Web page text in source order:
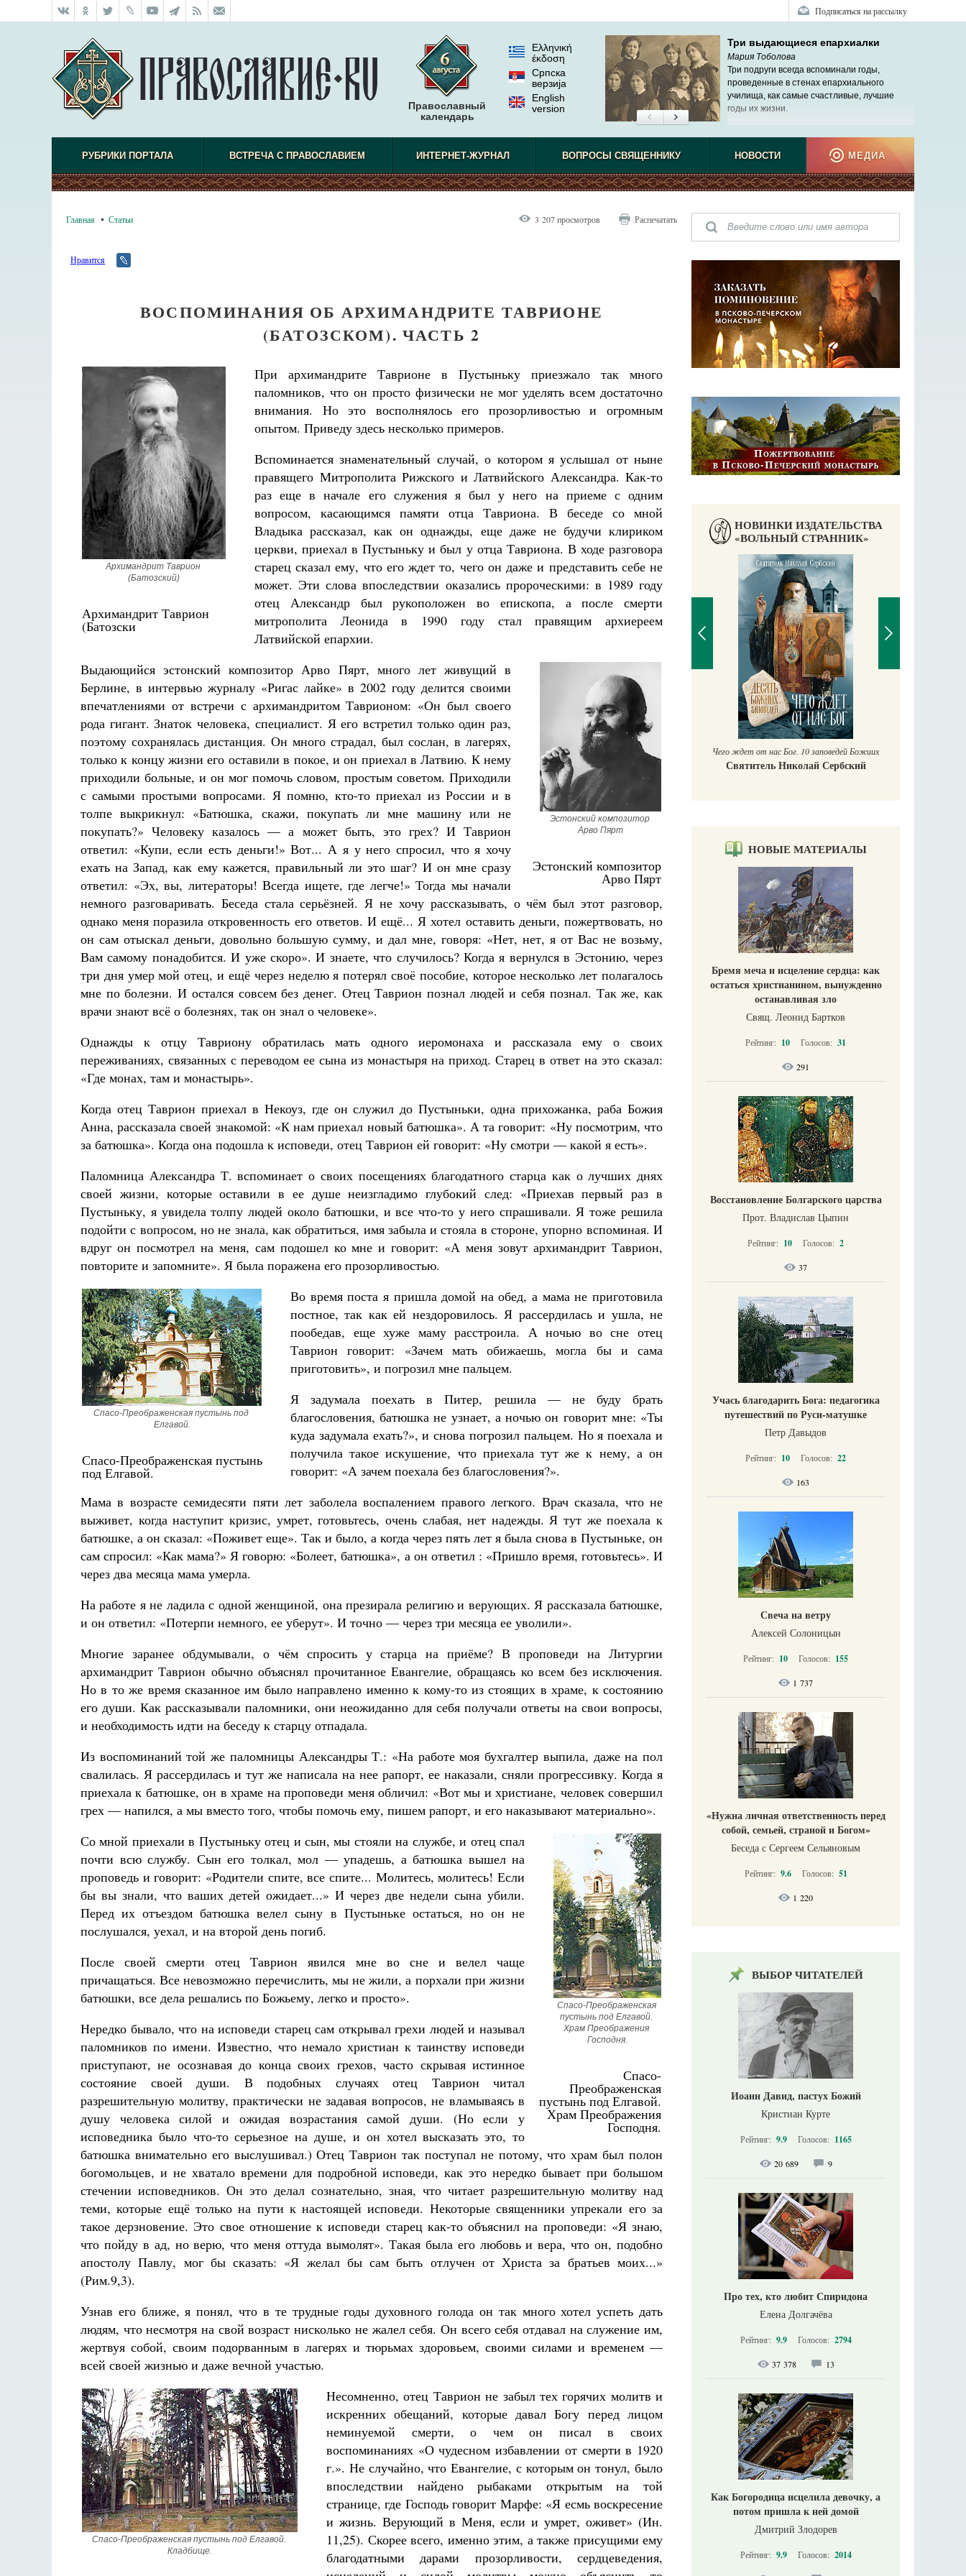
Подписаться на рассылку
Православный
календарь
Ελληνική
έκδοση
Српска
верзиjа
English
version
Три выдающиеся епархиалки
Мария Тоболова
Три подруги всегда вспоминали годы,
проведенные в стенах епархиального
училища, как самые счастливые, лучшие
годы их жизни.
РУБРИКИ ПОРТАЛА ВСТРЕЧА С ПРАВОСЛАВИЕМ ИНТЕРНЕТ-ЖУРНАЛ ВОПРОСЫ СВЯЩЕННИКУ НОВОСТИ МЕДИА
Главная Статьи 3 207 просмотров Распечатать
Нравится
ВОСПОМИНАНИЯ ОБ АРХИМАНДРИТЕ ТАВРИОНЕ
(БАТОЗСКОМ). ЧАСТЬ 2
Архимандрит Таврион
(Батозский)
Архимандрит Таврион
(Батозски
При архимандрите Таврионе в Пустыньку приезжало так много
паломников, что он просто физически не мог уделять всем достаточно
внимания. Но это восполнялось его прозорливостью и огромным
опытом. Приведу здесь несколько примеров.
Вспоминается знаменательный случай, о котором я услышал от ныне
правящего Митрополита Рижского и Латвийского Александра. Как-то
раз еще в начале его служения я был у него на приеме с одним
вопросом, касающимся памяти отца Тавриона. В беседе со мной
Владыка рассказал, как он однажды, еще даже не будучи клириком
церкви, приехал в Пустыньку и был у отца Тавриона. В ходе разговора
старец сказал ему, что его ждет то, чего он даже и представить себе не
может. Эти слова впоследствии оказались пророческими: в 1989 году
отец Александр был рукоположен во епископа, а после смерти
митрополита Леонида в 1990 году стал правящим архиереем
Латвийской епархии.
Эстонский композитор
Арво Пярт
Эстонский композитор
Арво Пярт
Выдающийся эстонский композитор Арво Пярт, много лет живущий в
Берлине, в интервью журналу «Ригас лайке» в 2002 году делится своими
впечатлениями от встречи с архимандритом Таврионом: «Он был своего
рода гигант. Знаток человека, специалист. Я его встретил только один раз,
поэтому сохранялась дистанция. Он много страдал, был сослан, в лагерях,
только к концу жизни его оставили в покое, и он приехал в Латвию. К нему
приходили больные, и он мог помочь словом, простым советом. Приходили
с самыми простыми вопросами. Я помню, кто-то приехал из России и в
толпе выкрикнул: «Батюшка, скажи, покупать ли мне машину или не
покупать?» Человеку казалось — а может быть, это грех? И Таврион
ответил: «Купи, если есть деньги!» Вот... А я у него спросил, что я хочу
ехать на Запад, как ему кажется, правильный ли это шаг? И он мне сразу
ответил: «Эх, вы, литераторы! Всегда ищете, где легче!» Тогда мы начали
немного разговаривать. Беседа стала серьёзней. Я не хочу рассказывать, о чём был этот разговор,
однако меня поразила откровенность его ответов. И ещё... Я хотел оставить деньги, пожертвовать, но
он сам отыскал деньги, довольно большую сумму, и дал мне, говоря: «Нет, нет, я от Вас не возьму,
Вам самому понадобится. И уже скоро». И знаете, что случилось? Когда я вернулся в Эстонию, через
три дня умер мой отец, и ещё через неделю я потерял своё пособие, которое несколько лет полагалось
мне по болезни. И остался совсем без денег. Отец Таврион познал людей и себя познал. Так же, как
врачи знают всё о болезнях, так он знал о человеке».
Однажды к отцу Тавриону обратилась мать одного иеромонаха и рассказала ему о своих
переживаниях, связанных с переводом ее сына из монастыря на приход. Старец в ответ на это сказал:
«Где монах, там и монастырь».
Когда отец Таврион приехал в Некоуз, где он служил до Пустыньки, одна прихожанка, раба Божия
Анна, рассказала своей знакомой: «К нам приехал новый батюшка». А та говорит: «Ну посмотрим, что
за батюшка». Когда она подошла к исповеди, отец Таврион ей говорит: «Ну смотри — какой я есть».
Паломница Александра Т. вспоминает о своих посещениях благодатного старца как о лучших днях
своей жизни, которые оставили в ее душе неизгладимо глубокий след: «Приехав первый раз в
Пустыньку, я увидела толпу людей около батюшки, и все что-то у него спрашивали. Я тоже решила
подойти с вопросом, но не знала, как обратиться, имя забыла и стояла в стороне, упорно вспоминая. И
вдруг он посмотрел на меня, сам подошел ко мне и говорит: «А меня зовут архимандрит Таврион,
повторите и запомните». Я была поражена его прозорливостью.
Спасо-Преображенская пустынь под
Елгавой.
Спасо-Преображенская пустынь
под Елгавой.
Во время поста я пришла домой на обед, а мама не приготовила
постное, так как ей нездоровилось. Я рассердилась и ушла, не
пообедав, еще хуже маму расстроила. А ночью во сне отец
Таврион говорит: «Зачем мать обижаешь, могла бы и сама
приготовить», и погрозил мне пальцем.
Я задумала поехать в Питер, решила — не буду брать
благословения, батюшка не узнает, а ночью он говорит мне: «Ты
куда задумала ехать?», и снова погрозил пальцем. Но я поехала и
получила такое искушение, что приехала тут же к нему, а он
говорит: «А зачем поехала без благословения?».
Мама в возрасте семидесяти пяти лет заболела воспалением правого легкого. Врач сказала, что не
выживет, когда наступит кризис, умрет, готовьтесь, очень слабая, нет надежды. Я тут же поехала к
батюшке, а он сказал: «Поживет еще». Так и было, а когда через пять лет я была снова в Пустыньке, он
сам спросил: «Как мама?» Я говорю: «Болеет, батюшка», а он ответил : «Пришло время, готовьтесь». И
через два месяца мама умерла.
На работе я не ладила с одной женщиной, она презирала религию и верующих. Я рассказала батюшке,
и он ответил: «Потерпи немного, ее уберут». И точно — через три месяца ее уволили».
Многие заранее обдумывали, о чём спросить у старца на приёме? В проповеди на Литургии
архимандрит Таврион обычно объяснял прочитанное Евангелие, обращаясь ко всем без исключения.
Но в то же время сказанное им было направлено именно к кому-то из стоящих в храме, к состоянию
его души. Как рассказывали паломники, они неожиданно для себя получали ответы на свои вопросы,
и необходимость идти на беседу к старцу отпадала.
Из воспоминаний той же паломницы Александры Т.: «На работе моя бухгалтер выпила, даже на пол
свалилась. Я рассердилась и тут же написала на нее рапорт, ее наказали, сняли прогрессивку. Когда я
приехала к батюшке, он в храме на проповеди меня обличил: «Вот мы и христиане, человек совершил
грех — напился, а мы вместо того, чтобы помочь ему, пишем рапорт, и его наказывают материально».
Спасо-Преображенская
пустынь под Елгавой.
Храм Преображения
Господня.
Спасо-
Преображенская
пустынь под Елгавой.
Храм Преображения
Господня.
Со мной приехали в Пустыньку отец и сын, мы стояли на службе, и отец спал
почти всю службу. Сын его толкал, мол — упадешь, а батюшка вышел на
проповедь и говорит: «Родители спите, все спите... Молитесь, молитесь! Если
бы вы знали, что ваших детей ожидает...» И через две недели сына убили.
Перед их отъездом батюшка велел сыну в Пустыньке остаться, но он не
послушался, уехал, и на второй день погиб.
После своей смерти отец Таврион явился мне во сне и велел чаще
причащаться. Все невозможно перечислить, мы не жили, а порхали при жизни
батюшки, все дела решались по Божьему, легко и просто».
Нередко бывало, что на исповеди старец сам открывал грехи людей и называл
паломников по имени. Известно, что немало христиан к таинству исповеди
приступают, не осознавая до конца своих грехов, часто скрывая истинное
состояние своей души. В подобных случаях отец Таврион читал
разрешительную молитву, практически не задавая вопросов, не вламываясь в
душу человека силой и ожидая возрастания самой души. (Но если у
исповедника было что-то серьезное на душе, и он хотел высказать это, то
батюшка внимательно его выслушивал.) Отец Таврион так поступал не потому, что храм был полон
богомольцев, и не хватало времени для подробной исповеди, как это нередко бывает при большом
стечении исповедников. Он это делал сознательно, зная, что читает разрешительную молитву над
теми, которые ещё только на пути к настоящей исповеди. Некоторые священники упрекали его за
такое дерзновение. Это свое отношение к исповеди старец как-то объяснил на проповеди: «Я знаю,
что пойду в ад, но верю, что меня оттуда вымолят». Такая была его любовь и вера, что он, подобно
апостолу Павлу, мог бы сказать: «Я желал бы сам быть отлучен от Христа за братьев моих...»
(Рим.9,3).
Узнав его ближе, я понял, что в те трудные годы духовного голода он так много хотел успеть дать
людям, что несмотря на свой возраст нисколько не жалел себя. Он всего себя отдавал на служение им,
жертвуя собой, своим подорванным в лагерях и тюрьмах здоровьем, своими силами и временем —
всей своей жизнью и даже вечной участью.
Спасо-Преображенская пустынь под Елгавой.
Кладбище.
Несомненно, отец Таврион не забыл тех горячих молитв и
искренних обещаний, которые давал Богу перед лицом
неминуемой смерти, о чем он писал в своих
воспоминаниях «О чудесном избавлении от смерти в 1920
г.». Не случайно, что Евангелие, с которым он тонул, было
впоследствии найдено рыбаками открытым на той
странице, где Господь говорит Марфе: «Я есмь воскресение
и жизнь. Верующий в Меня, если и умрет, оживет» (Ин.
11,25). Скорее всего, именно этим, а также присущими ему
благодатными дарами прозорливости, сердцеведения,
НОВИНКИ ИЗДАТЕЛЬСТВА
«ВОЛЬНЫЙ СТРАННИК»
Разлуки не будет
Фредерика де Грааф Как найти своё место в жизни
Кирилл Мурышев
Великомученик Георгий Победоносец. Научись у
святого
Роман Котов Чего ждет от нас Бог. 10 заповедей Божиих
Святитель Николай Сербский
НОВЫЕ МАТЕРИАЛЫ
Бремя меча и исцеление сердца: как
остаться христианином, вынужденно
останавливая зло
Свящ. Леонид Бартков
Рейтинг: 10 Голосов: 31
291
Восстановление Болгарского царства
Прот. Владислав Цыпин
Рейтинг: 10 Голосов: 2
37
Учась благодарить Бога: педагогика
путешествий по Руси-матушке
Петр Давыдов
Рейтинг: 10 Голосов: 22
163
Свеча на ветру
Алексей Солоницын
Рейтинг: 10 Голосов: 155
1 737
«Нужна личная ответственность перед
собой, семьей, страной и Богом»
Беседа с Сергеем Сельяновым
Рейтинг: 9.6 Голосов: 51
1 220
ВЫБОР ЧИТАТЕЛЕЙ
Иоанн Давид, пастух Божий
Кристиан Курте
Рейтинг: 9.9 Голосов: 1165
20 689 9
Про тех, кто любит Спиридона
Елена Долгачёва
Рейтинг: 9.9 Голосов: 2794
37 378 13
Как Богородица исцелила девочку, а
потом пришла к ней домой
Дмитрий Злодорев
Рейтинг: 9.9 Голосов: 2014